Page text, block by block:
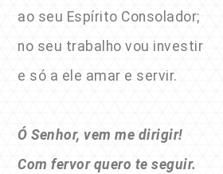
ao seu Espírito Consolador;
no seu trabalho vou investir
e só a ele amar e servir.
Ó Senhor, vem me dirigir!
Com fervor quero te seguir.